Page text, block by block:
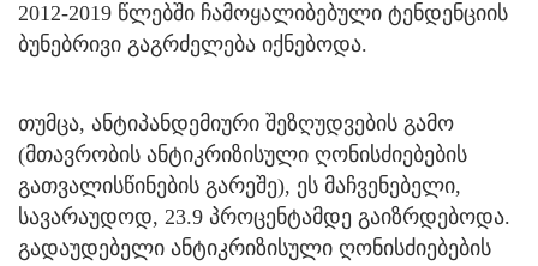
2012-2019 წლებში ჩამოყალიბებული ტენდენციის
ბუნებრივი გაგრძელება იქნებოდა.
თუმცა, ანტიპანდემიური შეზღუდვების გამო
(მთავრობის ანტიკრიზისული ღონისძიებების
გათვალისწინების გარეშე), ეს მაჩვენებელი,
სავარაუდოდ, 23.9 პროცენტამდე გაიზრდებოდა.
გადაუდებელი ანტიკრიზისული ღონისძიებების